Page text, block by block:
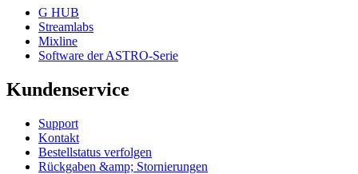
G HUB
Streamlabs
Mixline
Software der ASTRO-Serie
Kundenservice
Support
Kontakt
Bestellstatus verfolgen
Rückgaben &amp; Stornierungen